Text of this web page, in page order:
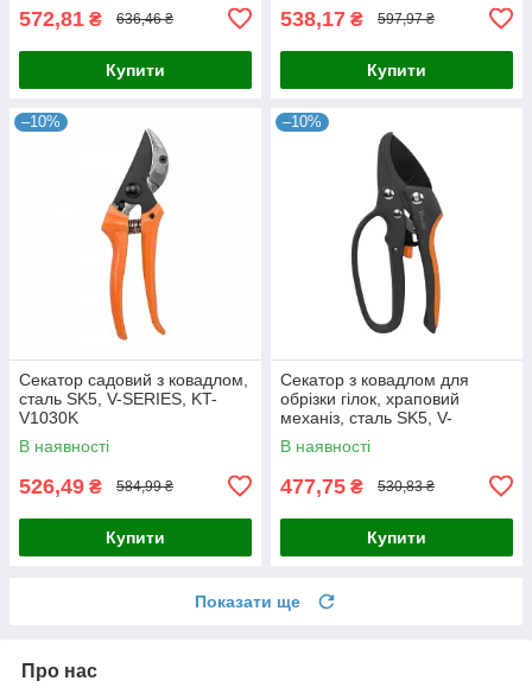
572,81 ₴ 636,46 ₴
Купити
538,17 ₴ 597,97 ₴
Купити
–10%
Секатор садовий з ковадлом,
сталь SK5, V-SERIES, KT-
V1030K
В наявності
526,49 ₴ 584,99 ₴
Купити
–10%
Секатор з ковадлом для
обрізки гілок, храповий
механіз, сталь SK5, V-
SERIES, KT-V1025
В наявності
477,75 ₴ 530,83 ₴
Купити
Показати ще
Про нас